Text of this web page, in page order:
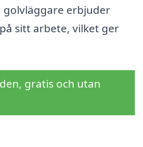
erbjuder
sitt arbete, vilket ger
gratis och utan